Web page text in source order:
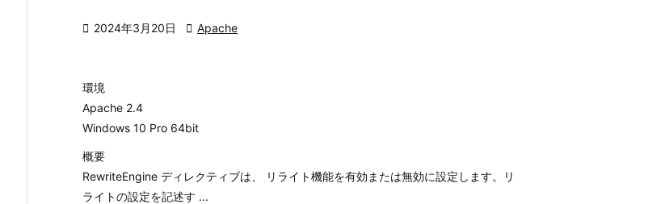
 2024年3月20日  Apache
環境
Apache 2.4
Windows 10 Pro 64bit
概要
RewriteEngine ディレクティブは、 リライト機能を有効または無効に設定します。リ
ライトの設定を記述す ...